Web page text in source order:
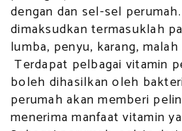
dengan dan sel-sel
dimaksudkan termasuklah
lumba, penyu, karang, malah
Terdapat pelbagai vitamin
boleh dihasilkan oleh
perumah akan memberi
menerima manfaat vitamin